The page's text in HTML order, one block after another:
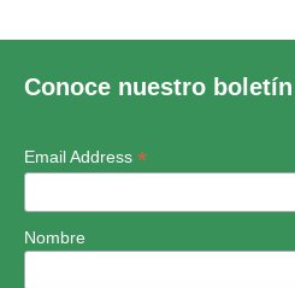
Conoce nuestro
Email Address *
Nombre